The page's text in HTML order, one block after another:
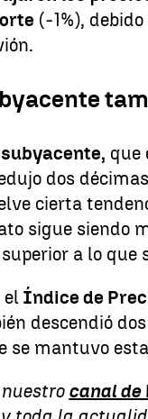
(-1%),
que
dos
cierta
sigue siendo
a lo que
el Índice de
descendió
se mantuvo
canal de